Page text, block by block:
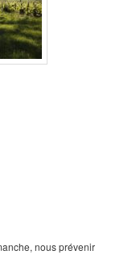
nous prévenir